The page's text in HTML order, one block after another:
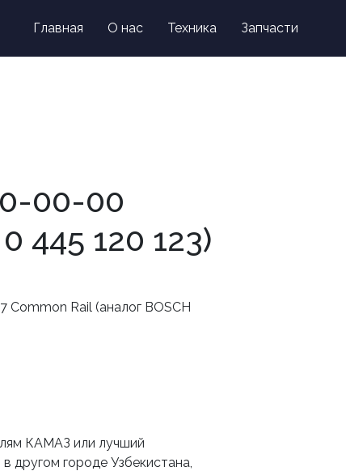
Главная
О нас Техника Запчасти
00-00
445 120 123)
Rail (аналог BOSCH
КАМАЗ или лучший
другом городе Узбекистана,